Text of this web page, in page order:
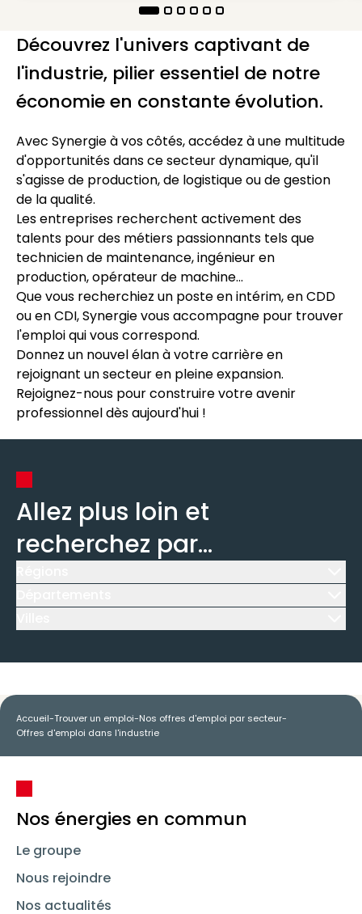
Découvrez l'univers captivant de
l'industrie, pilier essentiel de notre
économie en constante évolution.
Avec Synergie à vos côtés, accédez à une multitude
d'opportunités dans ce secteur dynamique, qu'il
s'agisse de production, de logistique ou de gestion
de la qualité.
Les entreprises recherchent activement des
talents pour des métiers passionnants tels que
technicien de maintenance, ingénieur en
production, opérateur de machine...
Que vous recherchiez un poste en intérim, en CDD
ou en CDI, Synergie vous accompagne pour trouver
l'emploi qui vous correspond.
Donnez un nouvel élan à votre carrière en
rejoignant un secteur en pleine expansion.
Rejoignez-nous pour construire votre avenir
professionnel dès aujourd'hui !
Allez plus loin et
recherchez par...
Accueil-Trouver un emploi-Nos offres d'emploi par secteur-
Offres d'emploi dans l'industrie
Nos énergies en commun
Le groupe
Nous rejoindre
Nos actualités